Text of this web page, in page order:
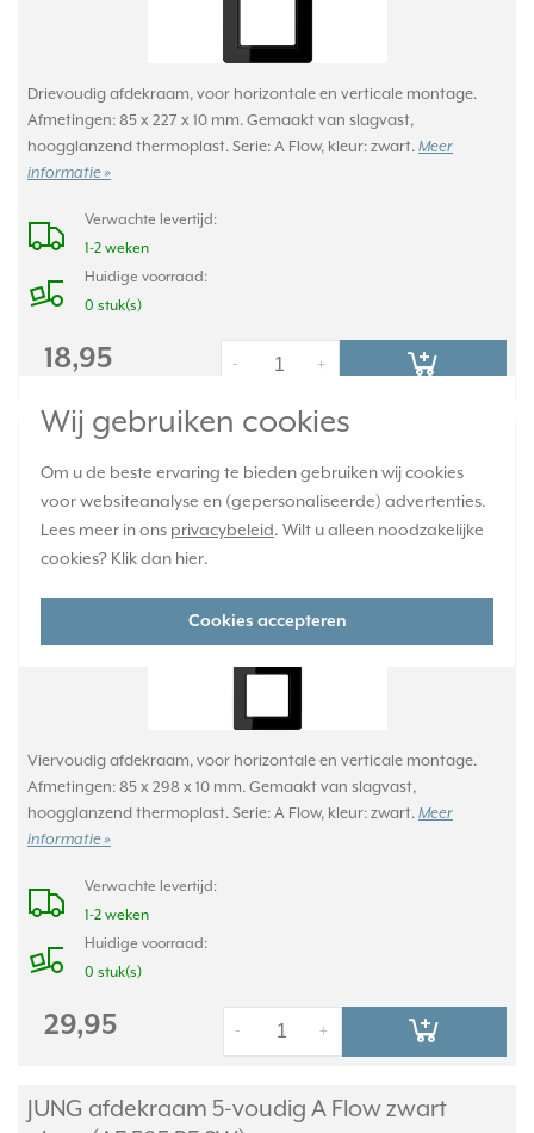
Wij gebruiken cookies
Om u de beste ervaring te bieden gebruiken wij cookies
voor websiteanalyse en (gepersonaliseerde) advertenties.
Lees meer in ons privacybeleid. Wilt u alleen noodzakelijke
cookies? Klik dan hier.
Cookies accepteren
Drievoudig afdekraam, voor horizontale en verticale montage.
Afmetingen: 85 x 227 x 10 mm. Gemaakt van slagvast,
hoogglanzend thermoplast. Serie: A Flow, kleur: zwart. Meer
informatie »
Verwachte levertijd:
1-2 weken
Huidige voorraad:
0 stuk(s)
18,95 +
-
JUNG afdekraam 4-voudig A Flow zwart
glans (AF 584 BF SW)
Viervoudig afdekraam, voor horizontale en verticale montage.
Afmetingen: 85 x 298 x 10 mm. Gemaakt van slagvast,
hoogglanzend thermoplast. Serie: A Flow, kleur: zwart. Meer
informatie »
Verwachte levertijd:
1-2 weken
Huidige voorraad:
0 stuk(s)
29,95 +
-
JUNG afdekraam 5-voudig A Flow zwart